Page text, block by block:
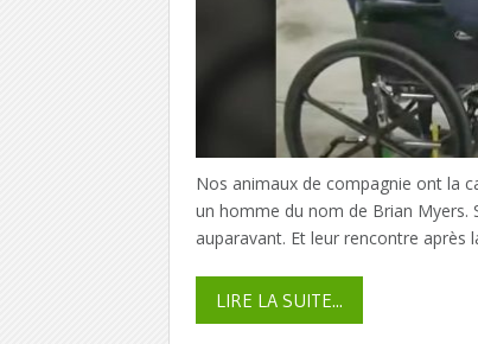
Nos animaux de compagnie ont la
un homme du nom de Brian Myers.
auparavant. Et leur rencontre après
LIRE LA SUITE...